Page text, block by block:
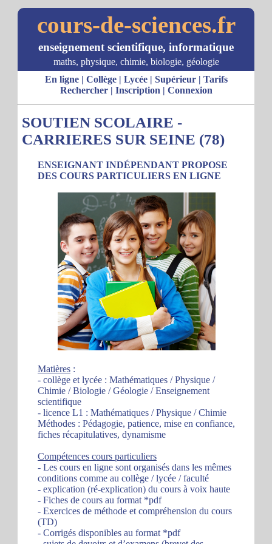
cours-de-sciences.fr
enseignement scientifique, informatique
maths, physique, chimie, biologie, géologie
En ligne| Collège| Lycée| Supérieur| Tarifs
Rechercher| Inscription | Connexion
SOUTIEN SCOLAIRE -
CARRIERES SUR SEINE (78)
ENSEIGNANT INDÉPENDANT PROPOSE
DES COURS PARTICULIERS EN LIGNE
Matières :
- collège et lycée : Mathématiques / Physique /
Chimie / Biologie / Géologie / Enseignement
scientifique
- licence L1 : Mathématiques / Physique / Chimie
Méthodes : Pédagogie, patience, mise en confiance,
fiches récapitulatives, dynamisme
Compétences cours particuliers
- Les cours en ligne sont organisés dans les mêmes
conditions comme au collège / lycée / faculté
- explication (ré-explication) du cours à voix haute
- Fiches de cours au format *pdf
- Exercices de méthode et compréhension du cours
(TD)
- Corrigés disponibles au format *pdf